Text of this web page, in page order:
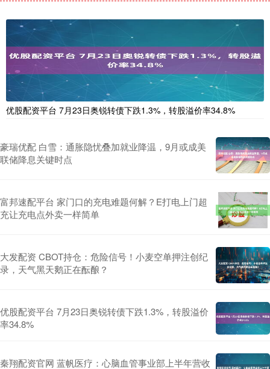
优股配资平台 7月23日奥锐转债下跌1.3%，转股溢价率34.8%
豪瑞优配 白雪：通胀隐忧叠加就业降温，9月或成美
联储降息关键时点
富邦速配平台 家门口的充电难题何解？E打电上门超
充让充电点外卖一样简单
大发配资 CBOT持仓：危险信号！小麦空单押注创纪
录，天气黑天鹅正在酝酿？
优股配资平台 7月23日奥锐转债下跌1.3%，转股溢价
率34.8%
秦翔配资官网 蓝帆医疗：心脑血管事业部上半年营收